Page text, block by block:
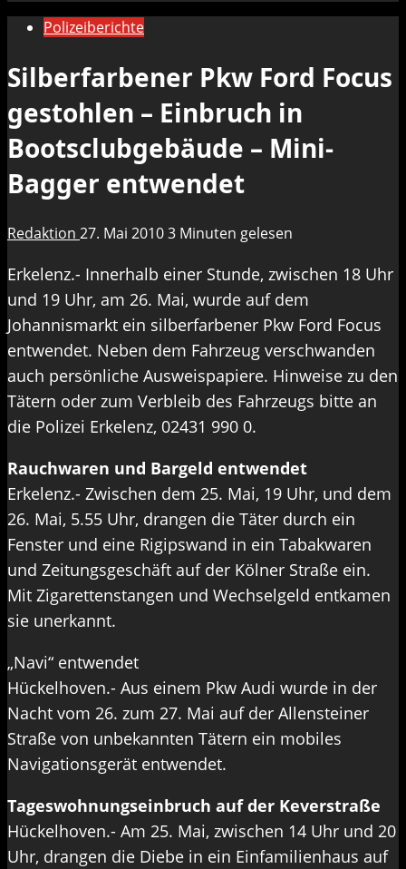
Polizeiberichte
Silberfarbener Pkw Ford Focus
gestohlen – Einbruch in
Bootsclubgebäude – Mini-
Bagger entwendet
Redaktion 27. Mai 20103 Minuten gelesen
Erkelenz.- Innerhalb einer Stunde, zwischen 18 Uhr
und 19 Uhr, am 26. Mai, wurde auf dem
Johannismarkt ein silberfarbener Pkw Ford Focus
entwendet. Neben dem Fahrzeug verschwanden
auch persönliche Ausweispapiere. Hinweise zu den
Tätern oder zum Verbleib des Fahrzeugs bitte an
die Polizei Erkelenz, 02431 990 0.
Rauchwaren und Bargeld entwendet
Erkelenz.- Zwischen dem 25. Mai, 19 Uhr, und dem
26. Mai, 5.55 Uhr, drangen die Täter durch ein
Fenster und eine Rigipswand in ein Tabakwaren
und Zeitungsgeschäft auf der Kölner Straße ein.
Mit Zigarettenstangen und Wechselgeld entkamen
sie unerkannt.
„Navi“ entwendet
Hückelhoven.- Aus einem Pkw Audi wurde in der
Nacht vom 26. zum 27. Mai auf der Allensteiner
Straße von unbekannten Tätern ein mobiles
Navigationsgerät entwendet.
Tageswohnungseinbruch auf der Keverstraße
Hückelhoven.- Am 25. Mai, zwischen 14 Uhr und 20
Uhr, drangen die Diebe in ein Einfamilienhaus auf